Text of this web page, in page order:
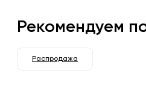
Рекомендуем
Распродажа